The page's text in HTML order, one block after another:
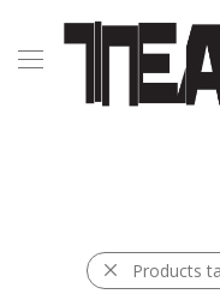
Products